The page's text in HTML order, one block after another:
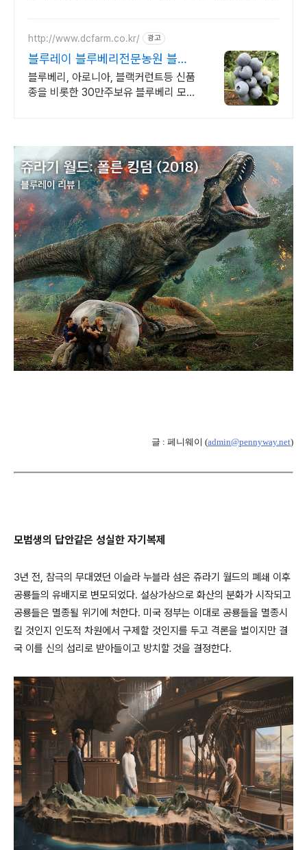
http://www.dcfarm.co.kr/ 광고
블루레이 블루베리전문농원 블루
베리묘목 농자재 영양제
블루베리, 아로니아, 블랙커런트등 신품
종을 비롯한 30만주보유 블루베리 모든
글 : 페니웨이 (admin@pennyway.net)
모범생의 답안같은 성실한 자기복제
3년 전, 참극의 무대였던 이슬라 누블라 섬은 쥬라기 월드의 폐쇄 이후
공룡들의 유배지로 변모되었다. 설상가상으로 화산의 분화가 시작되고
공룡들은 멸종될 위기에 처한다. 미국 정부는 이대로 공룡들을 멸종시
킬 것인지 인도적 차원에서 구제할 것인지를 두고 격론을 벌이지만 결
국 이를 신의 섭리로 받아들이고 방치할 것을 결정한다.